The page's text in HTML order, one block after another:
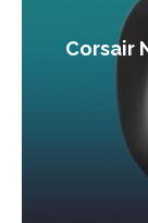
Corsair